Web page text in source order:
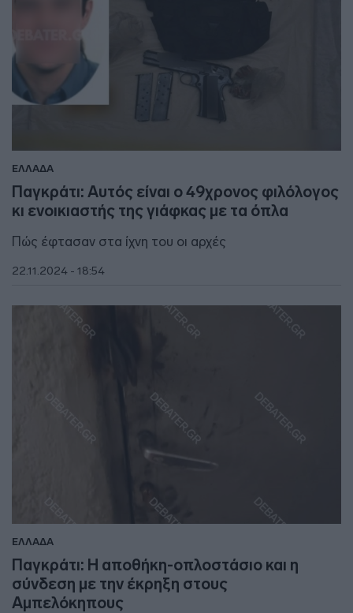
ΕΛΛΑΔΑ
Παγκράτι: Αυτός είναι ο 49χρονος φιλόλογος
κι ενοικιαστής της γιάφκας με τα όπλα
Πώς έφτασαν στα ίχνη του οι αρχές
22.11.2024 - 18:54
ΕΛΛΑΔΑ
Παγκράτι: Η αποθήκη-οπλοστάσιο και η
σύνδεση με την έκρηξη στους
Αμπελόκηπους